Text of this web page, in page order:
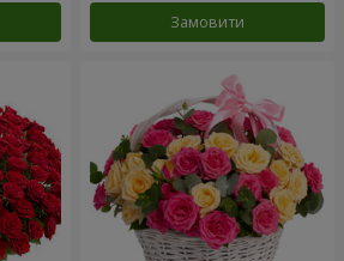
Замовити